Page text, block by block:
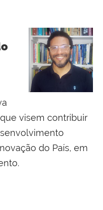
visem contribuir
do País, em